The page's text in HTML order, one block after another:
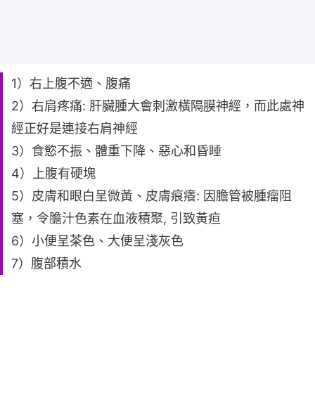
1）右上腹不適、腹痛
2）右肩疼痛: 肝臟腫大會刺激橫隔膜神經，而此處神
經正好是連接右肩神經
3）食慾不振、體重下降、惡心和昏睡
4）上腹有硬塊
5）皮膚和眼白呈微黃、皮膚痕癢: 因膽管被腫瘤阻
塞，令膽汁色素在血液積聚, 引致黃疸
6）小便呈茶色、大便呈淺灰色
7）腹部積水